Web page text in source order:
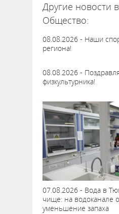
Другие новости
Общество:
08.08.2026 - Наши
региона!
08.08.2026 -
физкультурника!
07.08.2026 - Вода в
чище: на водоканале
уменьшение запаха